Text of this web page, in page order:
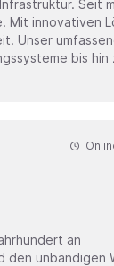
Mit innovativen
Unser
bis hin
unbändigen